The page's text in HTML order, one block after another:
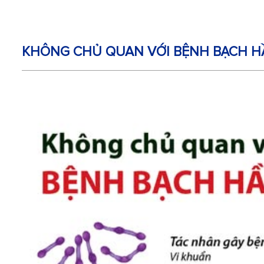
KHÔNG CHỦ QUAN VỚI BỆNH BẠCH